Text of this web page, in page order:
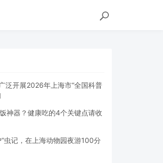
泛开展2026年上海市“全国科普
神器？健康吃的4个关键点请收
虫记，在上海动物园夜游100分